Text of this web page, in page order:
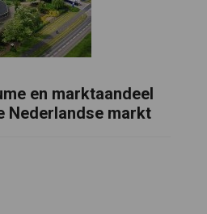
en marktaandeel
Nederlandse markt